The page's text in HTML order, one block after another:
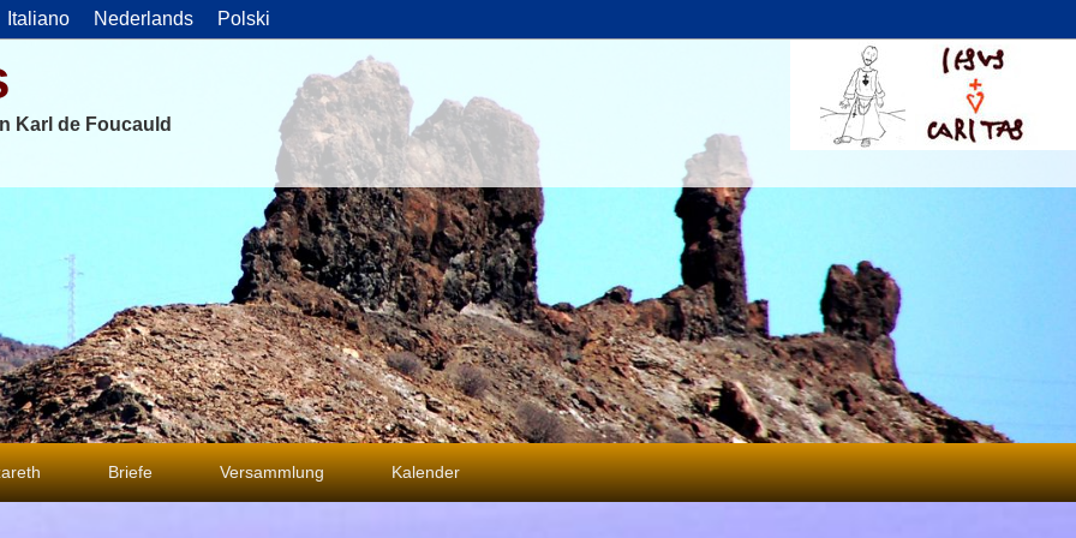
Italiano Nederlands Polski
Karl de Foucauld
Briefe Versammlung Kalender